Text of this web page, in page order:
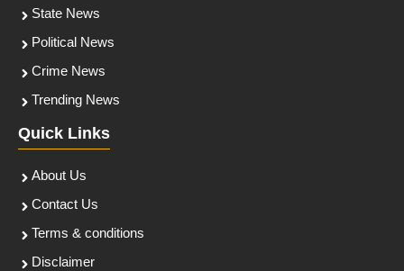
State News
Political News
Crime News
Trending News
Quick Links
About Us
Contact Us
Terms & conditions
Disclaimer